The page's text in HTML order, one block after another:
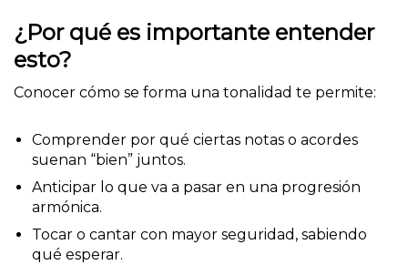
¿Por qué es importante entender
esto?
Conocer cómo se forma una tonalidad te permite:
Comprender por qué ciertas notas o acordes
suenan “bien” juntos.
Anticipar lo que va a pasar en una progresión
armónica.
Tocar o cantar con mayor seguridad, sabiendo
qué esperar.